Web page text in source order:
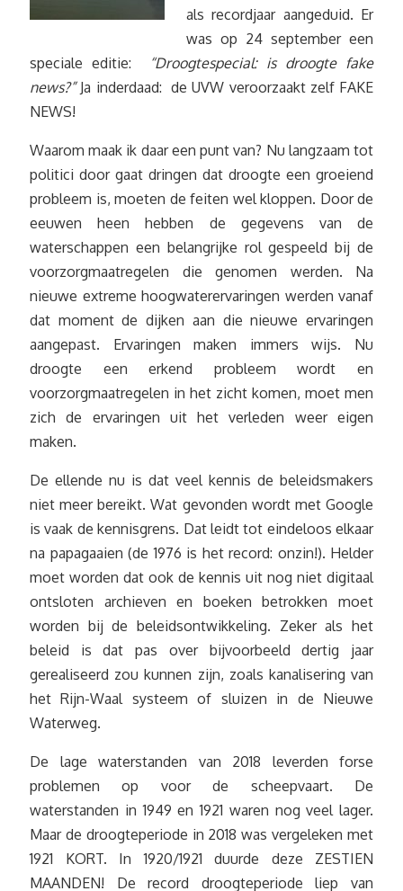
als recordjaar aangeduid. Er
was op 24 september een
speciale editie:
“Droogtespecial: is droogte fake
news?”Ja inderdaad: de UVW veroorzaakt zelf FAKE
NEWS!
Waarom maak ik daar een punt van? Nu langzaam tot
politici door gaat dringen dat droogte een groeiend
probleem is, moeten de feiten wel kloppen. Door de
eeuwen heen hebben de gegevens van de
waterschappen een belangrijke rol gespeeld bij de
voorzorgmaatregelen die genomen werden. Na
nieuwe extreme hoogwaterervaringen werden vanaf
dat moment de dijken aan die nieuwe ervaringen
aangepast. Ervaringen maken immers wijs. Nu
droogte een erkend probleem wordt en
voorzorgmaatregelen in het zicht komen, moet men
zich de ervaringen uit het verleden weer eigen
maken.
De ellende nu is dat veel kennis de beleidsmakers
niet meer bereikt. Wat gevonden wordt met Google
is vaak de kennisgrens. Dat leidt tot eindeloos elkaar
na papagaaien (de 1976 is het record: onzin!). Helder
moet worden dat ook de kennis uit nog niet digitaal
ontsloten archieven en boeken betrokken moet
worden bij de beleidsontwikkeling. Zeker als het
beleid is dat pas over bijvoorbeeld dertig jaar
gerealiseerd zou kunnen zijn, zoals kanalisering van
het Rijn-Waal systeem of sluizen in de Nieuwe
Waterweg.
De lage waterstanden van 2018 leverden forse
problemen op voor de scheepvaart. De
waterstanden in 1949 en 1921 waren nog veel lager.
Maar de droogteperiode in 2018 was vergeleken met
1921 KORT. In 1920/1921 duurde deze ZESTIEN
MAANDEN! De record droogteperiode liep van